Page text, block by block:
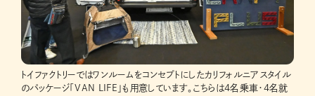
トイファクトリーではワンルームをコンセプトにしたカリフォルニアスタイル
のパッケージ「VAN LIFE」も用意しています。こちらは4名乗車・4名就